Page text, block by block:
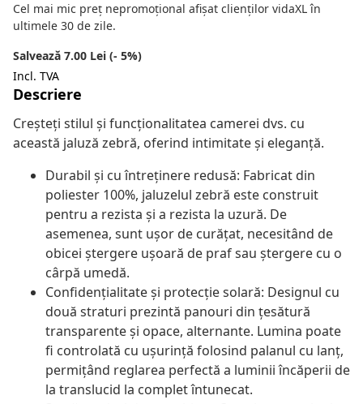
Cel mai mic preț nepromoțional afișat clienților vidaXL în
ultimele 30 de zile.
Salvează 7.00 Lei (- 5%)
Incl. TVA
Descriere
Creșteți stilul și funcționalitatea camerei dvs. cu
această jaluză zebră, oferind intimitate și eleganță.
Durabil și cu întreținere redusă: Fabricat din
poliester 100%, jaluzelul zebră este construit
pentru a rezista și a rezista la uzură. De
asemenea, sunt ușor de curățat, necesitând de
obicei ștergere ușoară de praf sau ștergere cu o
cârpă umedă.
Confidențialitate și protecție solară: Designul cu
două straturi prezintă panouri din țesătură
transparente și opace, alternante. Lumina poate
fi controlată cu ușurință folosind palanul cu lanț,
permițând reglarea perfectă a luminii încăperii de
la translucid la complet întunecat.